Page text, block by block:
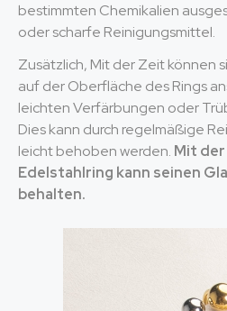
bestimmten Chemikalien
oder scharfe Reinigungsmittel.
Zusätzlich, Mit der Zeit können
auf der Oberfläche des Rings
leichten Verfärbungen oder
Dies kann durch regelmäßige
leicht behoben werden. Mit
Edelstahlring kann seinen
behalten.